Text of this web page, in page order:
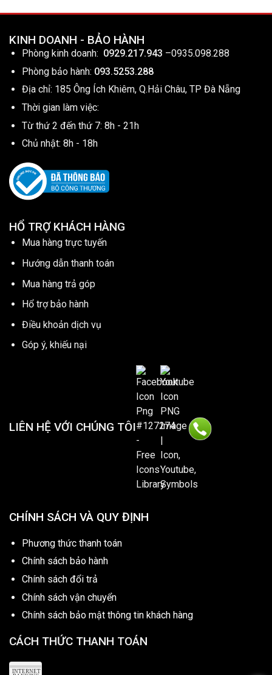
KINH DOANH - BẢO HÀNH
Phòng kinh doanh: 0929.217.943 –0935.098.288
Phòng bảo hành: 093.5253.288
Địa chỉ: 185 Ông Ích Khiêm, Q.Hải Châu, TP Đà Nẵng
Thời gian làm việc:
Từ thứ 2 đến thứ 7: 8h - 21h
Chủ nhật: 8h - 18h
HỔ TRỢ KHÁCH HÀNG
Mua hàng trực tuyến
Hướng dẫn thanh toán
Mua hàng trả góp
Hổ trợ bảo hành
Điều khoản dịch vụ
Góp ý, khiếu nại
LIÊN HỆ VỚI CHÚNG TÔI
CHÍNH SÁCH VÀ QUY ĐỊNH
Phương thức thanh toán
Chính sách bảo hành
Chính sách đổi trả
Chính sách vận chuyển
Chính sách bảo mật thông tin khách hàng
CÁCH THỨC THANH TOÁN